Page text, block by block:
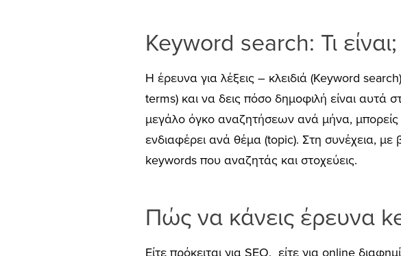
Keyword search: Τι είναι;
Η έρευνα για λέξεις – κλειδιά (Keyword
terms) και να δεις πόσο δημοφιλή είναι αυτά
μεγάλο όγκο αναζητήσεων ανά μήνα, μπορείς
ενδιαφέρει ανά θέμα (topic). Στη συνέχεια,
keywords που αναζητάς και στοχεύεις.
Πώς να κάνεις έρευνα
Είτε πρόκειται για SEO, είτε για online